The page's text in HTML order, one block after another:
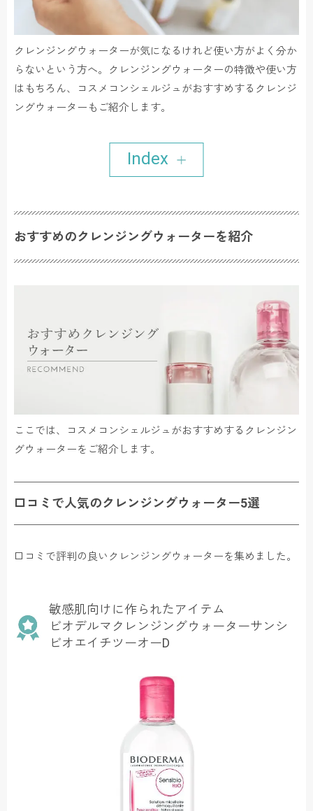
クレンジングウォーターが気になるけれど使い方がよく分か
らないという方へ。クレンジングウォーターの特徴や使い方
はもちろん、コスメコンシェルジュがおすすめするクレンジ
ングウォーターもご紹介します。
Index
おすすめのクレンジングウォーターを紹介
ここでは、コスメコンシェルジュがおすすめするクレンジン
グウォーターをご紹介します。
口コミで人気のクレンジングウォーター5選
口コミで評判の良いクレンジングウォーターを集めました。
敏感肌向けに作られたアイテム
ビオデルマクレンジングウォーターサンシ
ビオエイチツーオーD